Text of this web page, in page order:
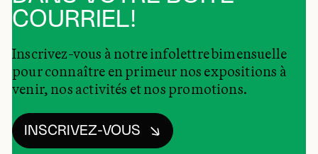
COURRIEL!
Inscrivez-vous à notre infolettre bimensuelle
pour connaître en primeur nos expositions à
venir, nos activités et nos promotions.
INSCRIVEZ-VOUS